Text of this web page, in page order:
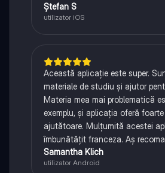
Ștefan S
utilizator iOS
Această aplicație este super.
materiale de studiu și ajutor
Materia mea mai problematică
exemplu, și aplicația oferă
ajutătoare. Mulțumită acestei
îmbunătățit franceza. Aș
Samantha Klich
utilizator Android